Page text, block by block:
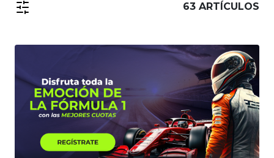
63 ARTÍCULOS